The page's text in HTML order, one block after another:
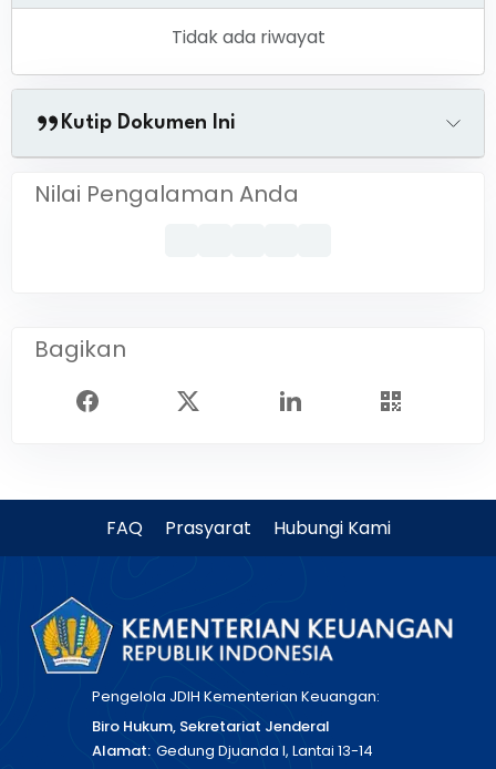
Tidak ada riwayat
Kutip Dokumen Ini
Nilai Pengalaman Anda
Bagikan
FAQ Prasyarat Hubungi Kami
Pengelola JDIH Kementerian Keuangan:
Biro Hukum, Sekretariat Jenderal
Alamat: Gedung Djuanda I, Lantai 13-14